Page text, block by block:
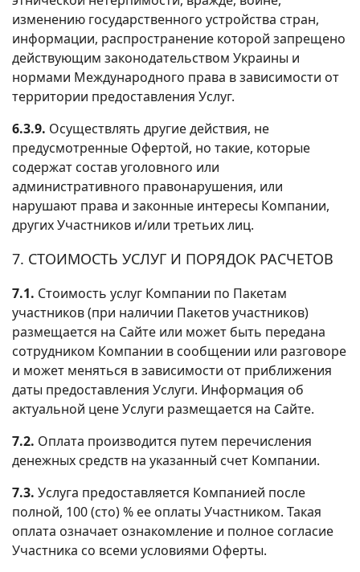
изменению государственного устройства стран,
информации, распространение которой запрещено
действующим законодательством Украины и
нормами Международного права в зависимости от
территории предоставления Услуг.
6.3.9. Осуществлять другие действия, не
предусмотренные Офертой, но такие, которые
содержат состав уголовного или
административного правонарушения, или
нарушают права и законные интересы Компании,
других Участников и/или третьих лиц.
7. СТОИМОСТЬ УСЛУГ И ПОРЯДОК РАСЧЕТОВ
7.1. Стоимость услуг Компании по Пакетам
участников (при наличии Пакетов участников)
размещается на Сайте или может быть передана
сотрудником Компании в сообщении или разговоре
и может меняться в зависимости от приближения
даты предоставления Услуги. Информация об
актуальной цене Услуги размещается на Сайте.
7.2. Оплата производится путем перечисления
денежных средств на указанный счет Компании.
7.3. Услуга предоставляется Компанией после
полной, 100 (сто) % ее оплаты Участником. Такая
оплата означает ознакомление и полное согласие
Участника со всеми условиями Оферты.